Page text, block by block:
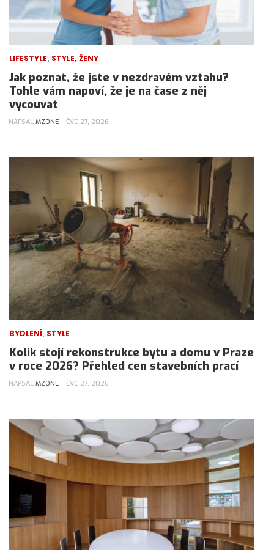
LIFESTYLE, STYLE, ŽENY
Jak poznat, že jste v nezdravém vztahu?
Tohle vám napoví, že je na čase z něj
vycouvat
NAPSAL MZONE ČVC 27, 2026
BYDLENÍ, STYLE
Kolik stojí rekonstrukce bytu a domu v Praze
v roce 2026? Přehled cen stavebních prací
NAPSAL MZONE ČVC 27, 2026